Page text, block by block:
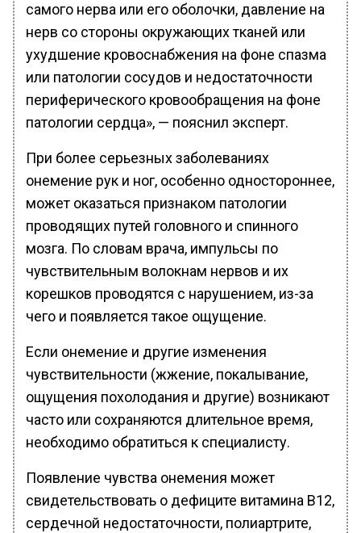
самого нерва или его оболочки, давление на
нерв со стороны окружающих тканей или
ухудшение кровоснабжения на фоне спазма
или патологии сосудов и недостаточности
периферического кровообращения на фоне
патологии сердца», — пояснил эксперт.
При более серьезных заболеваниях
онемение рук и ног, особенно одностороннее,
может оказаться признаком патологии
проводящих путей головного и спинного
мозга. По словам врача, импульсы по
чувствительным волокнам нервов и их
корешков проводятся с нарушением, из-за
чего и появляется такое ощущение.
Если онемение и другие изменения
чувствительности (жжение, покалывание,
ощущения похолодания и другие) возникают
часто или сохраняются длительное время,
необходимо обратиться к специалисту.
Появление чувства онемения может
свидетельствовать о дефиците витамина В12,
сердечной недостаточности, полиартрите,